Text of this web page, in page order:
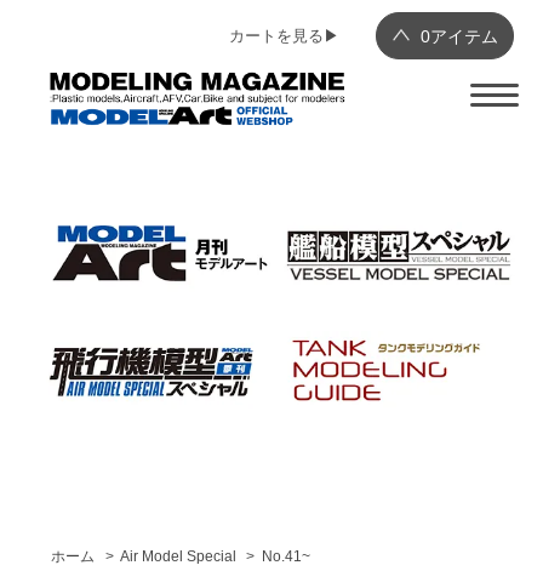
0アイテム
カートを見る▶︎
ホーム > Air Model Special > No.41~